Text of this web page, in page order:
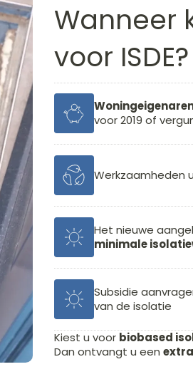
Wanneer
voor ISDE?
voor 2019 of
Werkzaamheden
Het nieuwe
minimale
Subsidie
van de isolatie
Kiest u voor biobased
Dan ontvangt u een